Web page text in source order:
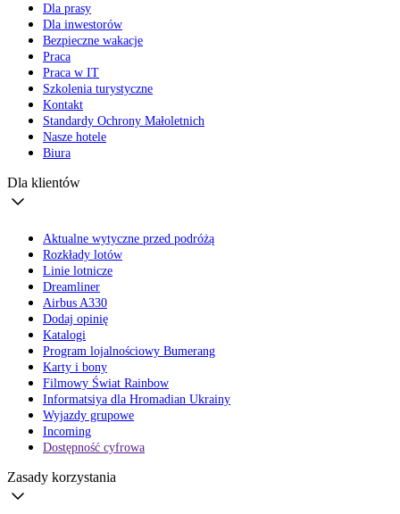
Dla prasy
Dla inwestorów
Bezpieczne wakacje
Praca
Praca w IT
Szkolenia turystyczne
Kontakt
Standardy Ochrony Małoletnich
Nasze hotele
Biura
Dla klientów
Aktualne wytyczne przed podróżą
Rozkłady lotów
Linie lotnicze
Dreamliner
Airbus A330
Dodaj opinię
Katalogi
Program lojalnościowy Bumerang
Karty i bony
Filmowy Świat Rainbow
Informatsiya dla Hromadian Ukrainy
Wyjazdy grupowe
Incoming
Dostępność cyfrowa
Zasady korzystania